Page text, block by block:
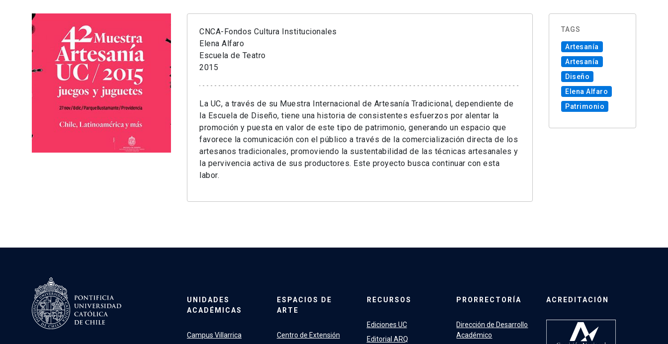
CNCA-Fondos Cultura Institucionales
Elena Alfaro
Escuela de Teatro
2015
La UC, a través de su Muestra Internacional de Artesanía Tradicional, dependiente de
la Escuela de Diseño, tiene una historia de consistentes esfuerzos por alentar la
promoción y puesta en valor de este tipo de patrimonio, generando un espacio que
favorece la comunicación con el público a través de la comercialización directa de los
artesanos tradicionales, promoviendo la sustentabilidad de las técnicas artesanales y
la pervivencia activa de sus productores. Este proyecto busca continuar con esta
labor.
TAGS
Artesanía
Artesanía
Diseño
Elena Alfaro
Patrimonio
UNIDADES
ACADÉMICAS
Campus Villarrica
ESPACIOS DE
ARTE
Centro de Extensión
RECURSOS
Ediciones UC
Editorial ARQ
PRORRECTORÍA
Dirección de Desarrollo
Académico
ACREDITACIÓN